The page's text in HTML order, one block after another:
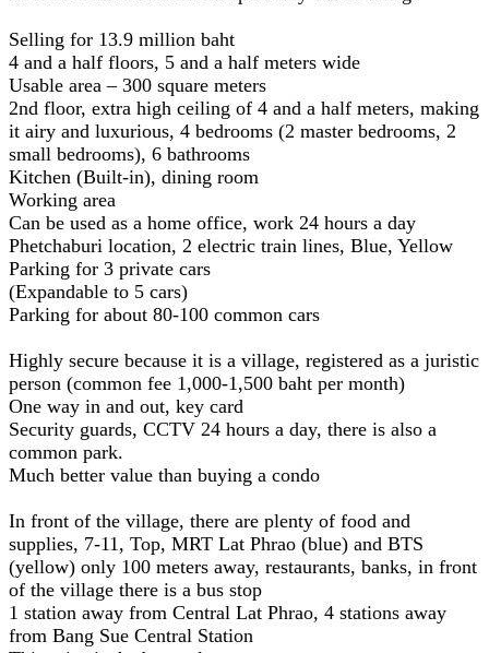
Selling for 13.9 million baht
4 and a half floors, 5 and a half meters wide
Usable area – 300 square meters
2nd floor, extra high ceiling of 4 and a half meters, making
it airy and luxurious, 4 bedrooms (2 master bedrooms, 2
small bedrooms), 6 bathrooms
Kitchen (Built-in), dining room
Working area
Can be used as a home office, work 24 hours a day
Phetchaburi location, 2 electric train lines, Blue, Yellow
Parking for 3 private cars
(Expandable to 5 cars)
Parking for about 80-100 common cars
Highly secure because it is a village, registered as a juristic
person (common fee 1,000-1,500 baht per month)
One way in and out, key card
Security guards, CCTV 24 hours a day, there is also a
common park.
Much better value than buying a condo
In front of the village, there are plenty of food and
supplies, 7-11, Top, MRT Lat Phrao (blue) and BTS
(yellow) only 100 meters away, restaurants, banks, in front
of the village there is a bus stop
1 station away from Central Lat Phrao, 4 stations away
from Bang Sue Central Station